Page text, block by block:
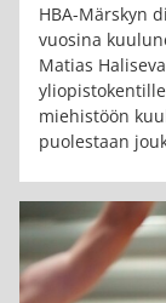
HBA-Märskyn
vuosina
Matias
miehistöön
puolestaan